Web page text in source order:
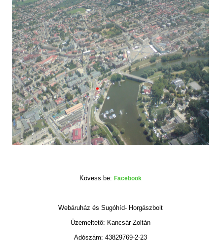
Kövess be: Facebook
Webáruház és Sugóhíd- Horgászbolt
Üzemeltető: Kancsár Zoltán
Adószám: 43829769-2-23